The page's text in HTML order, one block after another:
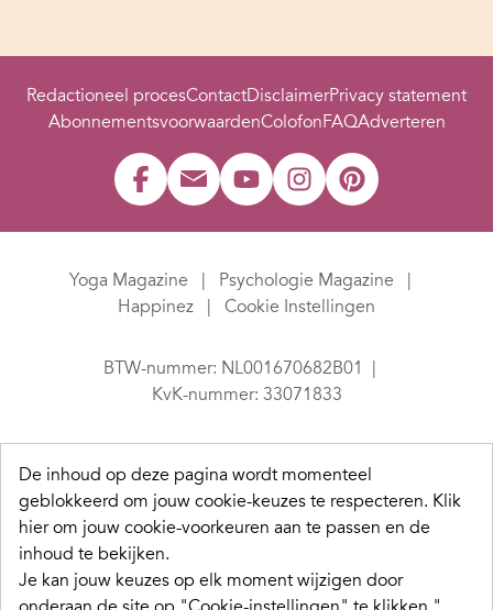
Redactioneel procesContactDisclaimerPrivacy statement
AbonnementsvoorwaardenColofonFAQAdverteren
Yoga Magazine
Psychologie Magazine
Happinez
Cookie Instellingen
BTW-nummer: NL001670682B01
KvK-nummer: 33071833
De inhoud op deze pagina wordt momenteel
geblokkeerd om jouw cookie-keuzes te respecteren. Klik
hier om jouw cookie-voorkeuren aan te passen en de
inhoud te bekijken.
Je kan jouw keuzes op elk moment wijzigen door